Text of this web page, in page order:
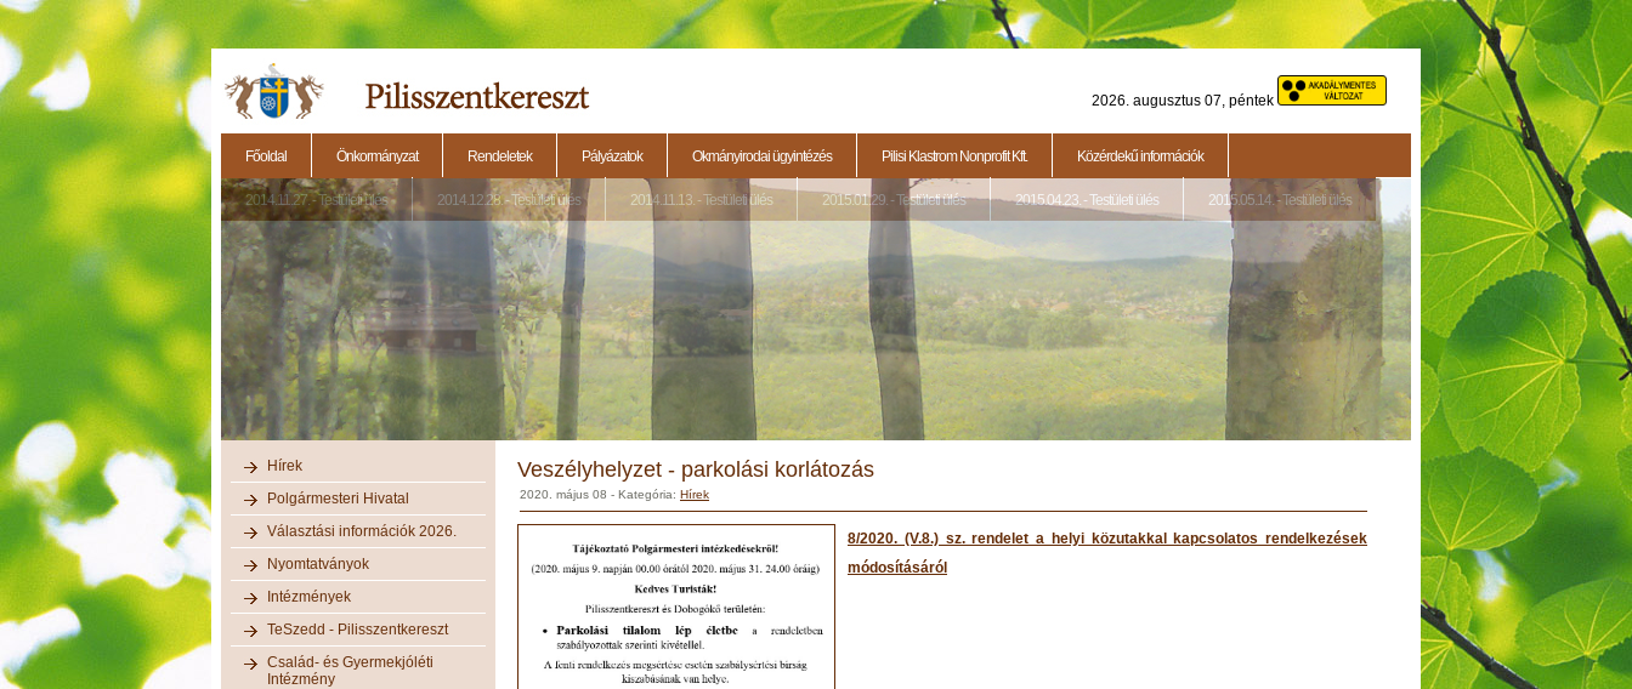
2026. augusztus 07, péntek
Főoldal Önkormányzat Rendeletek Pályázatok Okmányirodai ügyintézés Pilisi Klastrom Nonprofit Kft. Közérdekű információk
2014.11.27. - Testületi ülés 2014.12.28. - Testületi ülés 2014.11.13. - Testületi ülés 2015.01.29. - Testületi ülés 2015.04.23. - Testületi ülés 2015.05.14. - Testületi ülés
Hírek
Polgármesteri Hivatal
Választási információk 2026.
Nyomtatványok
Intézmények
TeSzedd - Pilisszentkereszt
Család- és Gyermekjóléti
Intézmény
Veszélyhelyzet - parkolási korlátozás
2020. május 08 - Kategória: Hírek
8/2020. (V.8.) sz. rendelet a helyi közutakkal kapcsolatos rendelkezések
módosításáról